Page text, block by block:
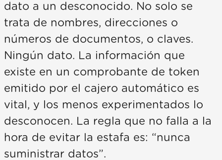
dato a un desconocido. No solo se
trata de nombres, direcciones o
números de documentos, o claves.
Ningún dato. La información que
existe en un comprobante de token
emitido por el cajero automático es
vital, y los menos experimentados lo
desconocen. La regla que no falla a la
hora de evitar la estafa es: “nunca
suministrar datos”.